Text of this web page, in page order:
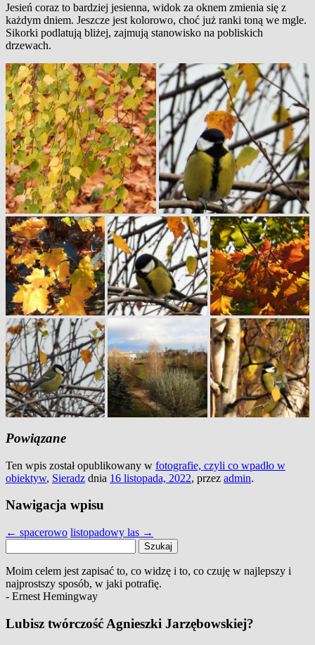
Jesień coraz to bardziej jesienna, widok za oknem zmienia się z
każdym dniem. Jeszcze jest kolorowo, choć już ranki toną we mgle.
Sikorki podlatują bliżej, zajmują stanowisko na pobliskich
drzewach.
Powiązane
Ten wpis został opublikowany w fotografie, czyli co wpadło w
obiektyw, Sieradz dnia 16 listopada, 2022, przez admin.
Nawigacja wpisu
← spacerowo listopadowy las →
Moim celem jest zapisać to, co widzę i to, co czuję w najlepszy i
najprostszy sposób, w jaki potrafię.
- Ernest Hemingway
Lubisz twórczość Agnieszki Jarzębowskiej?